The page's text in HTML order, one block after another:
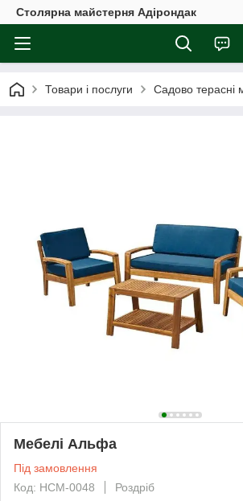
Столярна майстерня Адірондак
Товари і послуги Садово
Мебелі Альфа
Під замовлення
Код: НСМ-0048
Роздріб